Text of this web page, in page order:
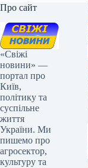
Про сайт
«Свіжі
новини» —
портал про
Київ,
політику та
суспільне
життя
України. Ми
пишемо про
агросектор,
культуру та